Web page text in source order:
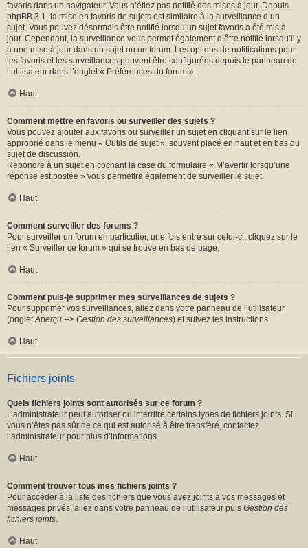
favoris dans un navigateur. Vous n’étiez pas notifié des mises à jour. Depuis
phpBB 3.1, la mise en favoris de sujets est similaire à la surveillance d’un
sujet. Vous pouvez désormais être notifié lorsqu’un sujet favoris a été mis à
jour. Cependant, la surveillance vous permet également d’être notifié lorsqu’il y
a une mise à jour dans un sujet ou un forum. Les options de notifications pour
les favoris et les surveillances peuvent être configurées depuis le panneau de
l’utilisateur dans l’onglet « Préférences du forum ».
Haut
Comment mettre en favoris ou surveiller des sujets ?
Vous pouvez ajouter aux favoris ou surveiller un sujet en cliquant sur le lien
approprié dans le menu « Outils de sujet », souvent placé en haut et en bas du
sujet de discussion.
Répondre à un sujet en cochant la case du formulaire « M’avertir lorsqu’une
réponse est postée » vous permettra également de surveiller le sujet.
Haut
Comment surveiller des forums ?
Pour surveiller un forum en particulier, une fois entré sur celui-ci, cliquez sur le
lien « Surveiller ce forum » qui se trouve en bas de page.
Haut
Comment puis-je supprimer mes surveillances de sujets ?
Pour supprimer vos surveillances, allez dans votre panneau de l’utilisateur
(ongletAperçu --> Gestion des surveillances) et suivez les instructions.
Haut
Fichiers joints
Quels fichiers joints sont autorisés sur ce forum ?
L’administrateur peut autoriser ou interdire certains types de fichiers joints. Si
vous n’êtes pas sûr de ce qui est autorisé à être transféré, contactez
l’administrateur pour plus d’informations.
Haut
Comment trouver tous mes fichiers joints ?
Pour accéder à la liste des fichiers que vous avez joints à vos messages et
messages privés, allez dans votre panneau de l’utilisateur puis Gestion des
fichiers joints.
Haut